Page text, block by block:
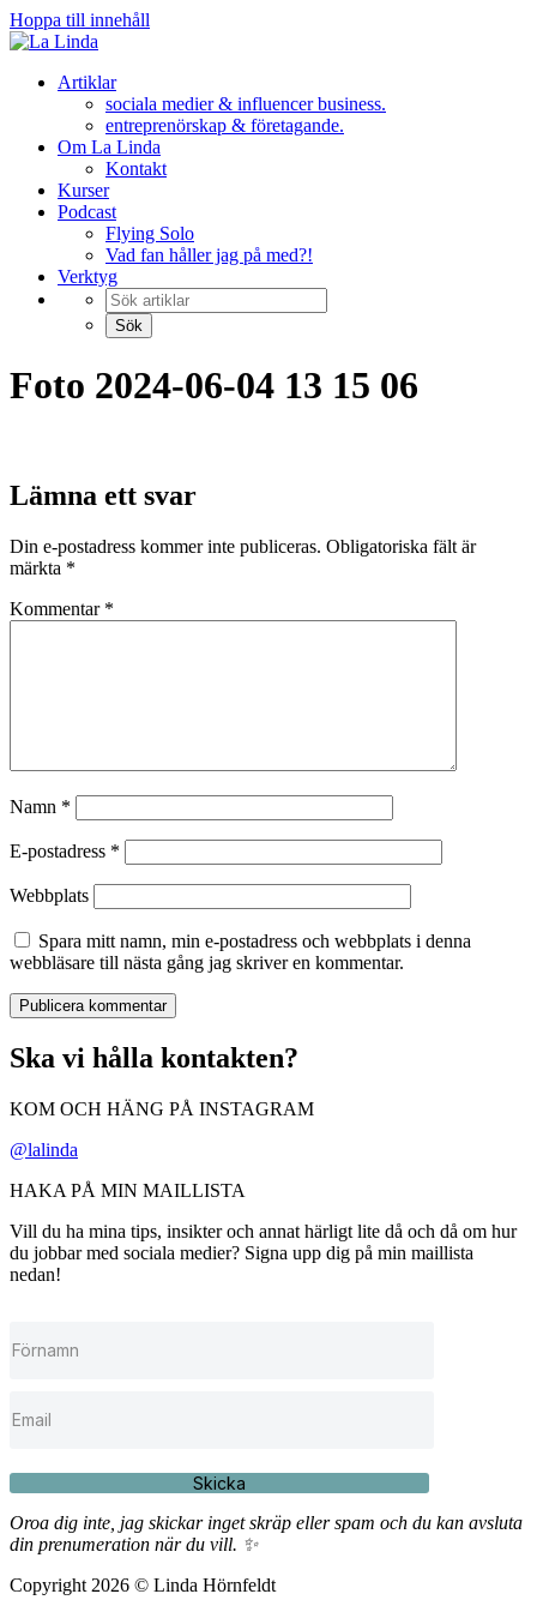
Hoppa till innehåll
Artiklar
sociala medier & influencer business.
entreprenörskap & företagande.
Om La Linda
Kontakt
Kurser
Podcast
Flying Solo
Vad fan håller jag på med?!
Verktyg
Foto 2024-06-04 13 15 06
Lämna ett svar
Din e-postadress kommer inte publiceras. Obligatoriska fält är
märkta *
Kommentar *
Namn *
E-postadress *
Webbplats
Spara mitt namn, min e-postadress och webbplats i denna
webbläsare till nästa gång jag skriver en kommentar.
Ska vi hålla kontakten?
KOM OCH HÄNG PÅ INSTAGRAM
@lalinda
HAKA PÅ MIN MAILLISTA
Vill du ha mina tips, insikter och annat härligt lite då och då om hur
du jobbar med sociala medier? Signa upp dig på min maillista
nedan!
Skicka
Oroa dig inte, jag skickar inget skräp eller spam och du kan avsluta
din prenumeration när du vill. ✨
Copyright 2026 © Linda Hörnfeldt